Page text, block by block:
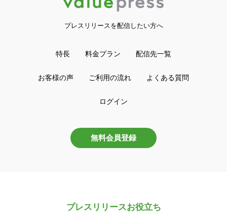
プレスリリースを配信したい方へ
特長 料金プラン 配信先一覧
お客様の声 ご利用の流れ よくある質問
ログイン
無料会員登録
プレスリリースお役立ち